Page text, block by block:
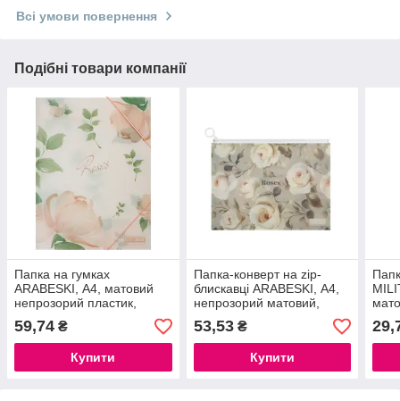
Всі умови повернення
Подібні товари компанії
Папка на гумках
ARABESKI, А4, матовий
непрозорий пластик,
кораловий
59,74 ₴
Купити
Папка-конверт на zip-
блискавці ARABESKI, А4,
непрозорий матовий,
пластик, світло-сірий
53,53₴
Купити